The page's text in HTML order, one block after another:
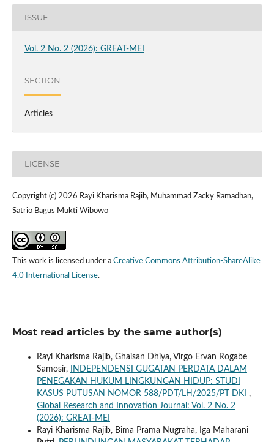
ISSUE
Vol. 2 No. 2 (2026): GREAT-MEI
SECTION
Articles
LICENSE
Copyright (c) 2026 Rayi Kharisma Rajib, Muhammad Zacky Ramadhan,
Satrio Bagus Mukti Wibowo
This work is licensed under a Creative Commons Attribution-ShareAlike
4.0 International License.
Most read articles by the same author(s)
Rayi Kharisma Rajib, Ghaisan Dhiya, Virgo Ervan Rogabe
Samosir,
INDEPENDENSI GUGATAN PERDATA DALAM
PENEGAKAN HUKUM LINGKUNGAN HIDUP: STUDI
KASUS PUTUSAN NOMOR 588/PDT/LH/2025/PT DKI ,
Global Research and Innovation Journal: Vol. 2 No. 2
(2026): GREAT-MEI
Rayi Kharisma Rajib, Bima Prama Nugraha, Iga Maharani